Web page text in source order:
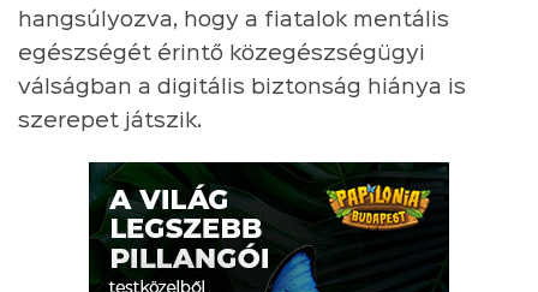
hangsúlyozva, hogy a fiatalok mentális
egészségét érintő közegészségügyi
válságban a digitális biztonság hiánya is
szerepet játszik.